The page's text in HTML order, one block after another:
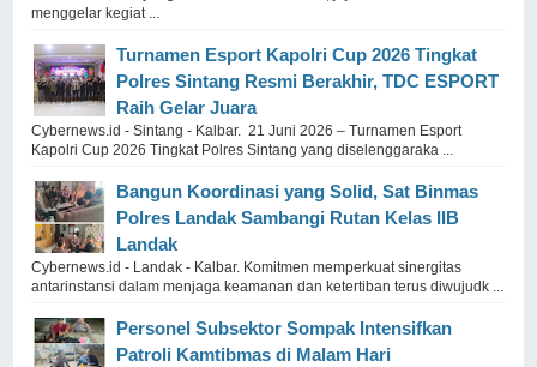
menggelar kegiat ...
Turnamen Esport Kapolri Cup 2026 Tingkat
Polres Sintang Resmi Berakhir, TDC ESPORT
Raih Gelar Juara
Cybernews.id - Sintang - Kalbar. 21 Juni 2026 – Turnamen Esport
Kapolri Cup 2026 Tingkat Polres Sintang yang diselenggaraka ...
Bangun Koordinasi yang Solid, Sat Binmas
Polres Landak Sambangi Rutan Kelas IIB
Landak
Cybernews.id - Landak - Kalbar. Komitmen memperkuat sinergitas
antarinstansi dalam menjaga keamanan dan ketertiban terus diwujudk ...
Personel Subsektor Sompak Intensifkan
Patroli Kamtibmas di Malam Hari